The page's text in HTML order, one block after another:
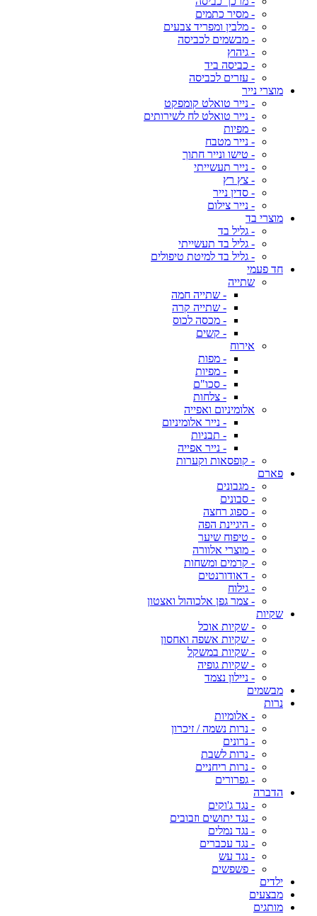
- מסיר כתמים
- מלבין ומפריד צבעים
- מבשמים לכביסה
- גיהוץ
- כביסה ביד
- עזרים לכביסה
מוצרי נייר
- נייר טואלט קומפקט
- נייר טואלט לח לשירותים
- מפיות
- נייר מטבח
- טישו ונייר חתוך
- נייר תעשייתי
- צץ רץ
- סדין נייר
- נייר צילום
מוצרי בד
- גליל בד
- גליל בד תעשייתי
- גליל בד למיטת טיפולים
חד פעמי
שתייה
- שתייה חמה
- שתייה קרה
- מכסה לכוס
- קשים
אירוח
- מפות
- מפיות
- סכו"ם
- צלחות
אלומיניום ואפייה
- נייר אלומיניום
- תבניות
- נייר אפייה
- קופסאות וקערות
פארם
- מגבונים
- סבונים
- ספוג רחצה
- היגיינת הפה
- טיפוח שיער
- מוצרי אלוורה
- קרמים ומשחות
- דאודורנטים
- גילוח
- צמר גפן אלכוהול ואצטון
שקיות
- שקיות אוכל
- שקיות אשפה ואחסון
- שקיות במשקל
- שקיות גופיה
- ניילון נצמד
מבשמים
נרות
- אלומיות
- נרות נשמה / זיכרון
- נרונים
- נרות לשבת
- נרות ריחניים
- גפרורים
הדברה
- נגד ג'וקים
- נגד יתושים וזבובים
- נגד נמלים
- נגד עכברים
- נגד עש
- פשפשים
ילדים
מבצעים
מותגים